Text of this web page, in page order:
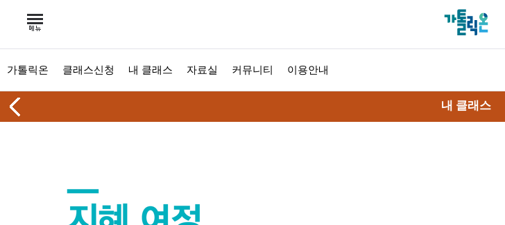
가톨릭온 클래스신청 내 클래스 자료실 커뮤니티 이용안내
내 클래스